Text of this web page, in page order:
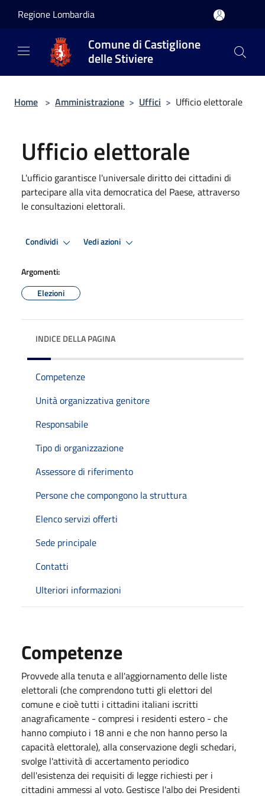
Regione Lombardia
Comune di Castiglione
delle Stiviere
Home > Amministrazione > Uffici > Ufficio elettorale
Ufficio elettorale
L'ufficio garantisce l'universale diritto dei cittadini di
partecipare alla vita democratica del Paese, attraverso
le consultazioni elettorali.
Condividi Vedi azioni
Argomenti:
Elezioni
INDICE DELLA PAGINA
Competenze
Unità organizzativa genitore
Responsabile
Tipo di organizzazione
Assessore di riferimento
Persone che compongono la struttura
Elenco servizi offerti
Sede principale
Contatti
Ulteriori informazioni
Competenze
Provvede alla tenuta e all'aggiornamento delle liste
elettorali (che comprendono tutti gli elettori del
comune e cioè tutti i cittadini italiani iscritti
anagraficamente - compresi i residenti estero - che
hanno compiuto i 18 anni e che non hanno perso la
capacità elettorale), alla conservazione degli schedari,
svolge l'attività di accertamento periodico
dell'esistenza dei requisiti di legge richiesti per i
cittadini ammessi al voto. Gestisce l'albo dei Presidenti